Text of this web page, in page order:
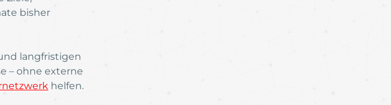
bisher
langfristigen
– ohne externe
helfen.